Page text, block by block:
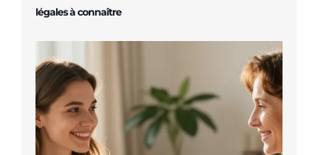
légales à connaître